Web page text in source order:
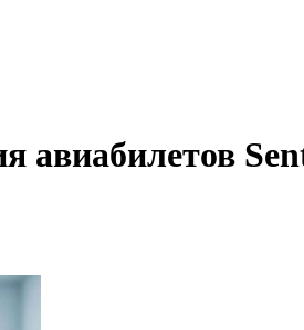
авиабилетов